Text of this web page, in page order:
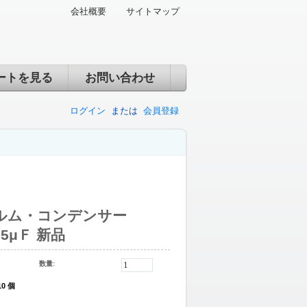
会社概要 サイトマップ
トを見る お問い合わせ
ログイン または 会員登録
ム・コンデンサー
Ｆ 新品
個
数量: